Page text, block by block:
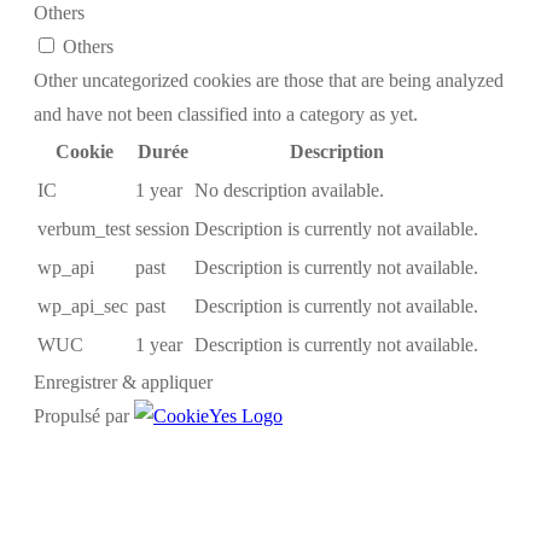
Others
Others
Other uncategorized cookies are those that are being analyzed
and have not been classified into a category as yet.
Cookie
Durée
Description
IC
1 year No description available.
verbum_test session Description is currently not available.
wp_api
past
Description is currently not available.
wp_api_sec past
Description is currently not available.
WUC
1 year Description is currently not available.
Enregistrer & appliquer
Propulsé par